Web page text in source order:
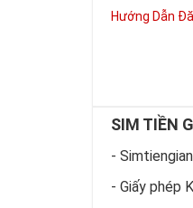
Hướng Dẫn
SIM TIỀN
-
- Giấy phép